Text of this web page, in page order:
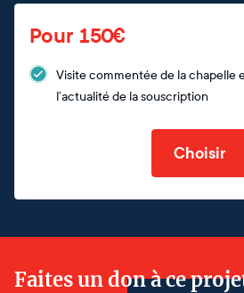
Pour 150€
Visite commentée de la chapelle
l’actualité de la souscription
Choisir
Faites un don à ce